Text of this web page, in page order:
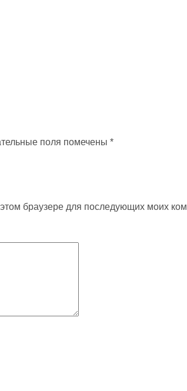
поля помечены *
браузере для последующих моих